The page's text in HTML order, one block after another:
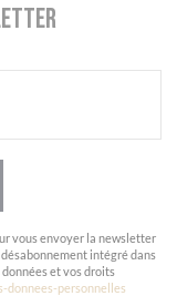
vous envoyer la newsletter
intégré dans
et vos droits
personnelles